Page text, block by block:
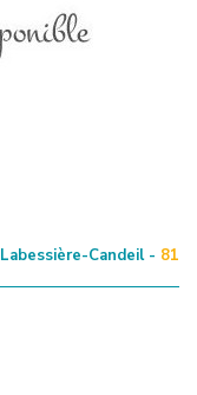
Labessière-Candeil - 81